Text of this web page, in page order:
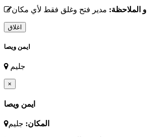
و الملاحظة: مدير فتح وغلق فقط لأي مكان
اغلاق
ايمن ويصا
جليم
×
ايمن ويصا
المكان: جليم